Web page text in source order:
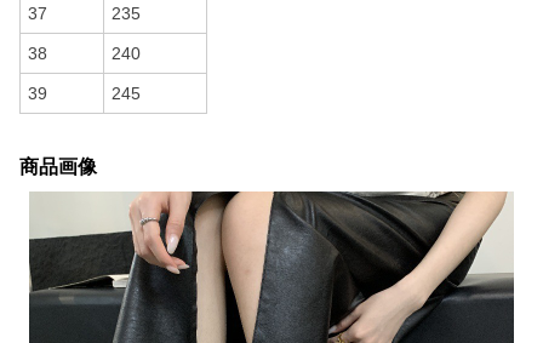
37 235
38 240
39 245
商品画像